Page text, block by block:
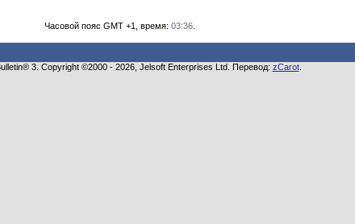
Часовой пояс GMT +1, время: 03:36.
3. Copyright ©2000 - 2026, Jelsoft Enterprises Ltd. Перевод: zCarot.